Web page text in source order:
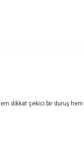
dikkat çekici bir duruş